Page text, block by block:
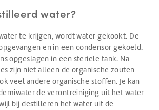
water?
te krijgen, wordt water gekookt. De
en in een condensor gekoeld.
opgeslagen in een steriele tank. Na
zijn niet alleen de organische zouten
veel andere organische stoffen. Je kan
de verontreiniging uit het water
bij destilleren het water uit de